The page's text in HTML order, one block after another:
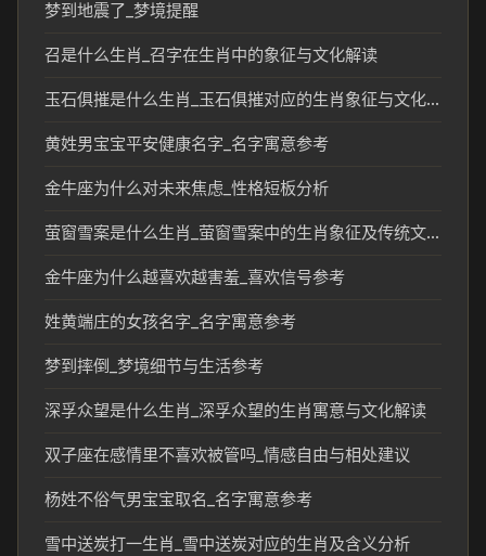
梦到地震了_梦境提醒
召是什么生肖_召字在生肖中的象征与文化解读
玉石俱摧是什么生肖_玉石俱摧对应的生肖象征与文化解读
黄姓男宝宝平安健康名字_名字寓意参考
金牛座为什么对未来焦虑_性格短板分析
萤窗雪案是什么生肖_萤窗雪案中的生肖象征及传统文化解读
金牛座为什么越喜欢越害羞_喜欢信号参考
姓黄端庄的女孩名字_名字寓意参考
梦到摔倒_梦境细节与生活参考
深孚众望是什么生肖_深孚众望的生肖寓意与文化解读
双子座在感情里不喜欢被管吗_情感自由与相处建议
杨姓不俗气男宝宝取名_名字寓意参考
雪中送炭打一生肖_雪中送炭对应的生肖及含义分析